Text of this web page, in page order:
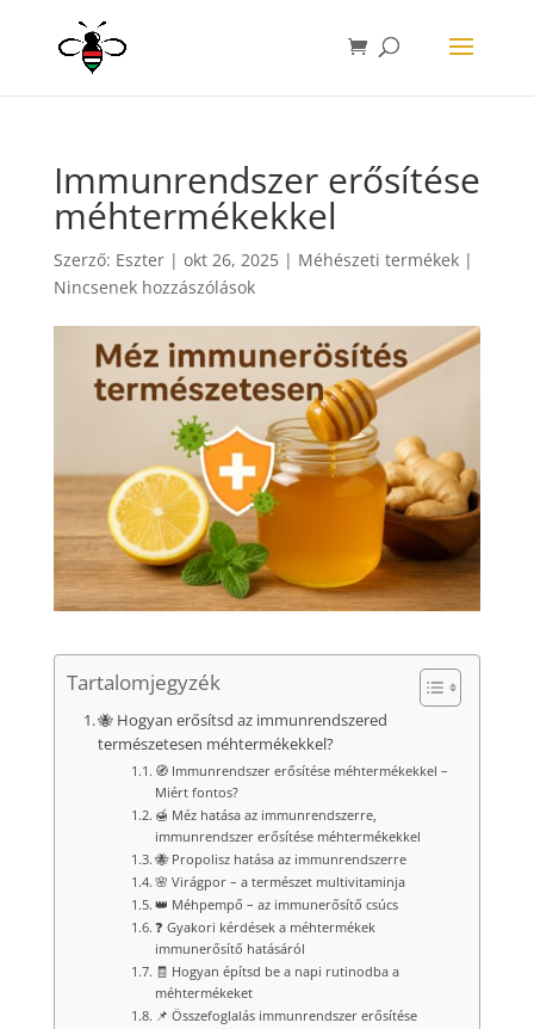
Immunrendszer erősítése
méhtermékekkel
Szerző: Eszter| okt 26, 2025| Méhészeti termékek|
Nincsenek hozzászólások
Tartalomjegyzék
🐝 Hogyan erősítsd az immunrendszered
természetesen méhtermékekkel?
🧭 Immunrendszer erősítése méhtermékekkel –
Miért fontos?
🍯 Méz hatása az immunrendszerre,
immunrendszer erősítése méhtermékekkel
🐝 Propolisz hatása az immunrendszerre
🌸 Virágpor – a természet multivitaminja
👑 Méhpempő – az immunerősítő csúcs
❓ Gyakori kérdések a méhtermékek
immunerősítő hatásáról
🧾 Hogyan építsd be a napi rutinodba a
méhtermékeket
📌 Összefoglalás immunrendszer erősítése